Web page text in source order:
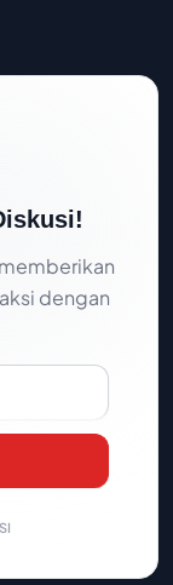
dengan